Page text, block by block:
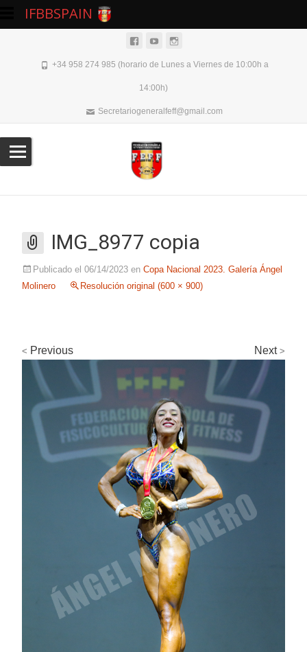
+34 958 274 985 (horario de Lunes a Viernes de 10:00h a
14:00h)
Secretariogeneralfeff@gmail.com
IMG_8977 copia
Publicado el 06/14/2023 en Copa Nacional 2023. Galería Ángel
Molinero
Resolución original (600 × 900)
< Previous Next >
IFBBSPAIN